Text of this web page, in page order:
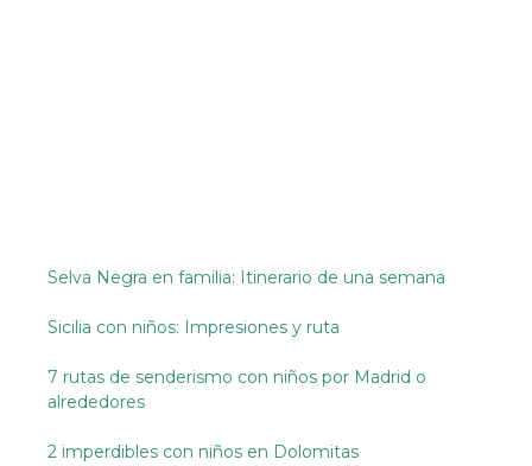
Selva Negra en familia: Itinerario de una semana
Sicilia con niños: Impresiones y ruta
7 rutas de senderismo con niños por Madrid o
alrededores
2 imperdibles con niños en Dolomitas